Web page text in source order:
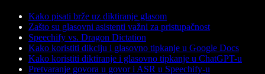
Kako pisati brže uz diktiranje glasom
Zašto su glasovni asistenti važni za pristupačnost
Speechify vs. Dragon Dictation
Kako koristiti dikciju i glasovno tipkanje u Google Docs
Kako koristiti diktiranje i glasovno tipkanje u ChatGPT-u
Pretvaranje govora u govor i ASR u Speechify-u